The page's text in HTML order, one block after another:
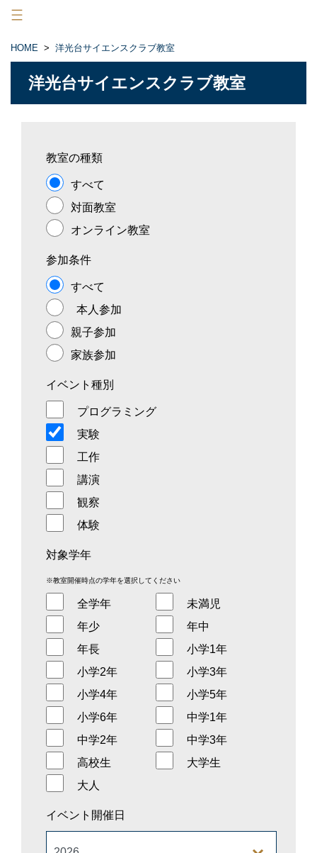
×
HOME
洋光台サイエンスクラブ教室
口グイン
HOME > 洋光台サイエンスクラブ教室
洋光台サイエンスクラブ教室
教室の種類
すべて
対面教室
オンライン教室
参加条件
すべて
本人参加
親子参加
家族参加
イベント種別
プログラミング
実験
工作
講演
観察
体験
対象学年
※教室開催時点の学年を選択してください
全学年
未満児
年少
年中
年長
小学1年
小学2年
小学3年
小学4年
小学5年
小学6年
中学1年
中学2年
中学3年
高校生
大学生
大人
イベント開催日